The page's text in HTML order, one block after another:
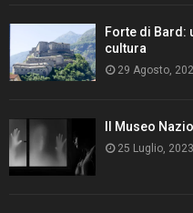
Forte di Bard:
cultura
29 Agosto,
Il Museo
25 Luglio, 2023